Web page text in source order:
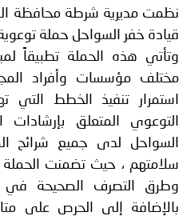
نظمت مديرية شرطة محافظة
قيادة خفر السواحل حملة
وتأتي هذه الحملة تطبيقاً
مختلف مؤسسات وأفراد
استمرار تنفيذ الخطط التي
التوعوي المتعلق بإرشادات
السواحل لدى جميع شرائح
سلامتهم ، حيث تضمنت الحملة
وطرق التصرف الصحيحة في
بالإضافة إلى الحرص على